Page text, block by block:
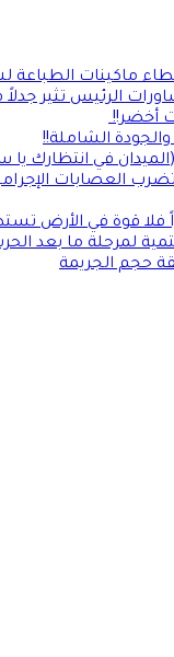
عطاء ماكينات الطباعة
الرئيس تثير جدلاً
أخضر!!
الشاملة!!
في انتظارك
العصابات
فلا قوة في الأرض
لمرحلة ما بعد
حجم الجريمة